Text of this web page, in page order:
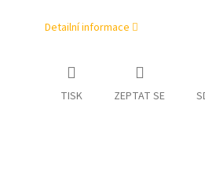
Detailní informace
TISK ZEPTAT SE